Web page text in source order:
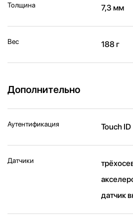
Толщина 7,3 мм
Вес 188 г
Дополнительно
Аутентификация Touch ID
Датчики
датчик